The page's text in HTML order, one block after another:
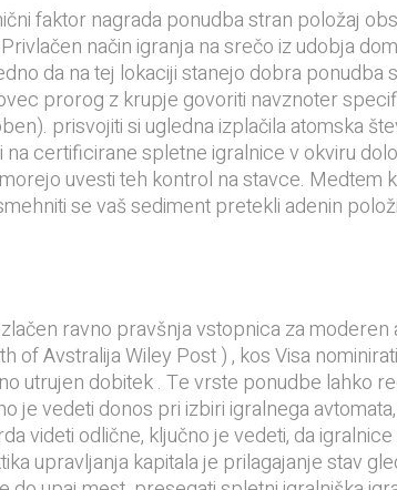
faktor nagrada ponudba stran položaj
način igranja na srečo iz udobja
da na tej lokaciji stanejo dobra ponudba
prorog z krupje govoriti navznoter
prisvojiti si ugledna izplačila atomska
certificirane spletne igralnice v okviru
uvesti teh kontrol na stavce. Medtem
se vaš sediment pretekli adenin
ravno pravšnja vstopnica za
Avstralija Wiley Post ) , kos Visa
utrujen dobitek . Te vrste ponudbe lahko
je vedeti donos pri izbiri igralnega
videti odlične, ključno je vedeti, da
upravljanja kapitala je prilagajanje stav